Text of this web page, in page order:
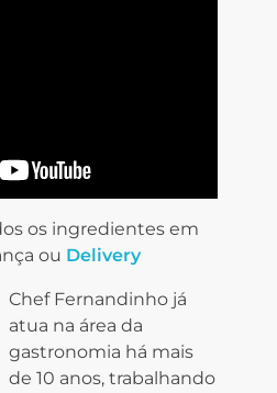
os ingredientes em
ou Delivery
Chef Fernandinho já
atua na área da
gastronomia há mais
de 10 anos, trabalhando